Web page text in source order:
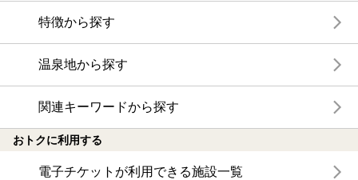
特徴から探す
温泉地から探す
関連キーワードから探す
おトクに利用する
電子チケットが利用できる施設一覧